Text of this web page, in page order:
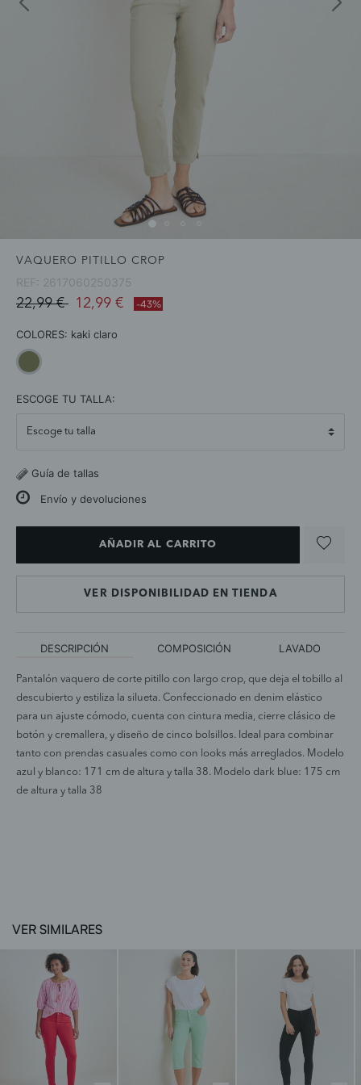
VAQUERO PITILLO CROP
REF: 2617060250375
Price reduced from
22,99 €to12,99 € -43%
COLORES: kaki claro
ESCOGE TU TALLA:
Guía de tallas
Envío y devoluciones
AÑADIR AL CARRITO
VER DISPONIBILIDAD EN TIENDA
DESCRIPCIÓN COMPOSICIÓN LAVADO
Pantalón vaquero de corte pitillo con largo crop, que deja el tobillo al
descubierto y estiliza la silueta. Confeccionado en denim elástico
para un ajuste cómodo, cuenta con cintura media, cierre clásico de
botón y cremallera, y diseño de cinco bolsillos. Ideal para combinar
tanto con prendas casuales como con looks más arreglados. Modelo
azul y blanco: 171 cm de altura y talla 38. Modelo dark blue: 175 cm
de altura y talla 38
VER SIMILARES